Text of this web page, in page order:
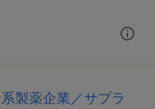
製薬企業／サプラ